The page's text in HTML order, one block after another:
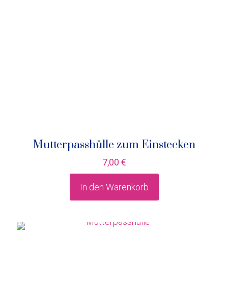
Mutterpasshülle zum Einstecken
7,00 €
In den Warenkorb